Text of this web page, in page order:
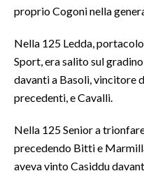
ABBONATI
PUBBLICITÀ
SPIAGGE
proprio Cogoni nella
Nella 125 Ledda,
Sport, era salito sul
davanti a Basoli, vincitore
precedenti, e Cavalli.
Nella 125 Senior a
precedendo Bitti e
aveva vinto Casiddu